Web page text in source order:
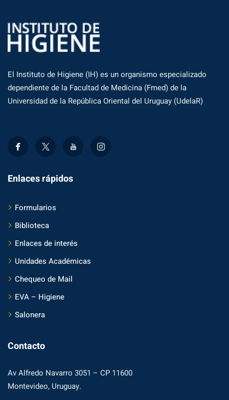
El Instituto de Higiene (IH) es un organismo especializado
dependiente de la Facultad de Medicina (Fmed) de la
Universidad de la República Oriental del Uruguay (UdelaR)
Enlaces rápidos
Formularios
Biblioteca
Enlaces de interés
Unidades Académicas
Chequeo de Mail
EVA – Higiene
Salonera
Contacto
Av Alfredo Navarro 3051 – CP 11600
Montevideo, Uruguay.